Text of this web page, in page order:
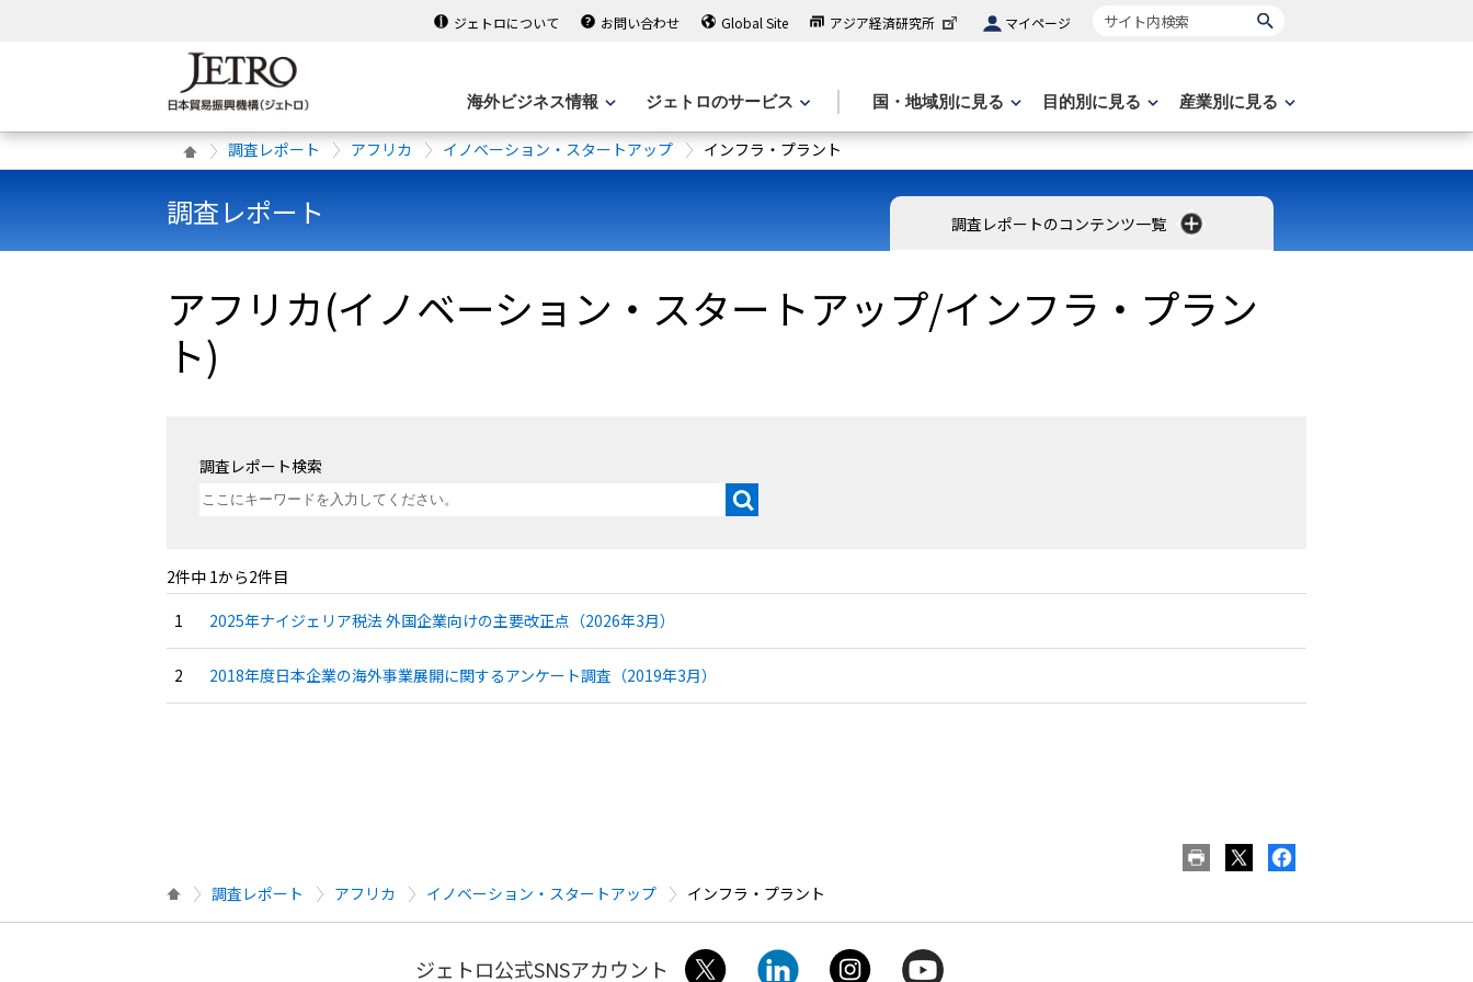
ジェトロについて お問い合わせ Global Site アジア経済研究所 マイページ サイト内検索
海外ビジネス情報 ジェトロのサービス 国・地域別に見る 目的別に見る 産業別に見る
調査レポート アフリカ イノベーション・スタートアップ インフラ・プラント
調査レポート 調査レポートのコンテンツ一覧
アフリカ(イノベーション・スタートアップ/インフラ・プラン
ト)
調査レポート検索
2件中 1から2件目
2025年ナイジェリア税法 外国企業向けの主要改正点（2026年3月）
2018年度日本企業の海外事業展開に関するアンケート調査（2019年3月）
調査レポート アフリカ イノベーション・スタートアップ インフラ・プラント
ジェトロ公式SNSアカウント